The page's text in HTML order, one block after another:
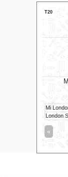
T20
Mi
London
«